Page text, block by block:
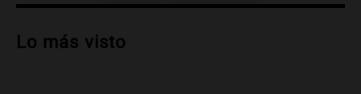
Audio.La pizzería más antigua de
pizza esculpida con su rostro
Lo más visto